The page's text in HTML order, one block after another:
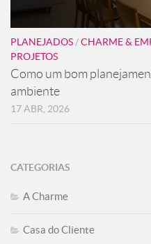
PLANEJADOS /CHARME &
PROJETOS
Como um bom
ambiente
17 ABR, 2026
CATEGORIAS
A Charme
Casa do Cliente